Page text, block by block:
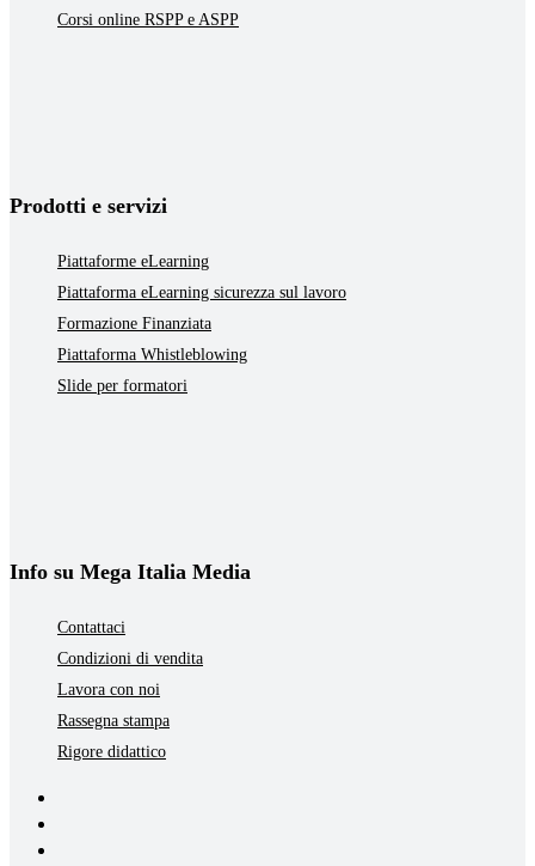
Corsi online RSPP e ASPP
Prodotti e servizi
Piattaforme eLearning
Piattaforma eLearning sicurezza sul lavoro
Formazione Finanziata
Piattaforma Whistleblowing
Slide per formatori
Info su Mega Italia Media
Contattaci
Condizioni di vendita
Lavora con noi
Rassegna stampa
Rigore didattico